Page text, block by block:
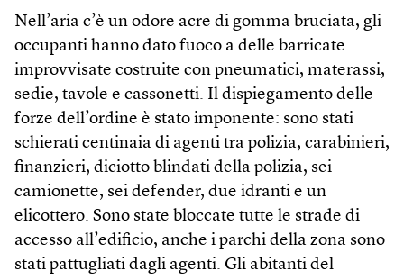
Nell’aria c’è un odore acre di gomma bruciata, gli
occupanti hanno dato fuoco a delle barricate
improvvisate costruite con pneumatici, materassi,
sedie, tavole e cassonetti. Il dispiegamento delle
forze dell’ordine è stato imponente: sono stati
schierati centinaia di agenti tra polizia, carabinieri,
finanzieri, diciotto blindati della polizia, sei
camionette, sei defender, due idranti e un
elicottero. Sono state bloccate tutte le strade di
accesso all’edificio, anche i parchi della zona sono
stati pattugliati dagli agenti. Gli abitanti del